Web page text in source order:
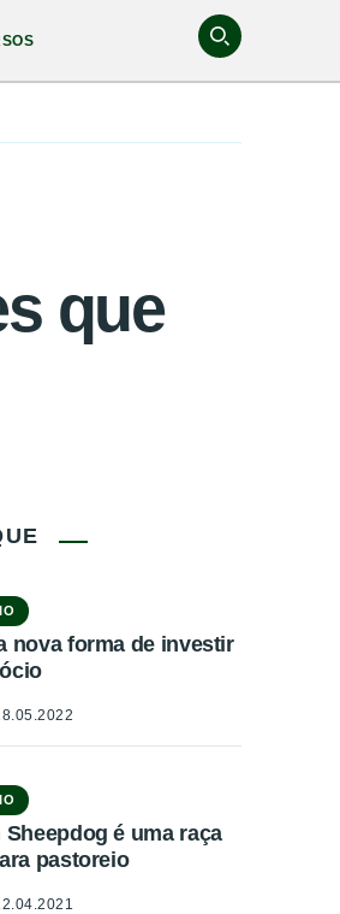
que
nova forma de investir
é uma raça
pastoreio